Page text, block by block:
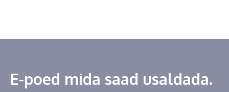
E-poed mida saad usaldada.